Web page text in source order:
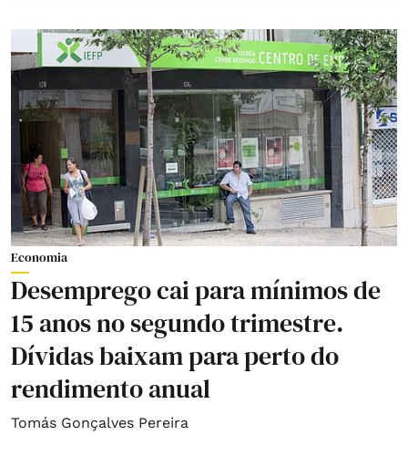
Economia
Desemprego cai para mínimos de
15 anos no segundo trimestre.
Dívidas baixam para perto do
rendimento anual
Tomás Gonçalves Pereira